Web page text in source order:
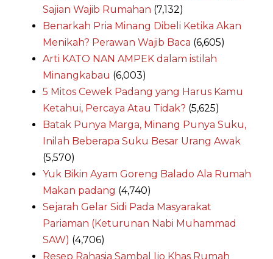
Sajian Wajib Rumahan (7,132)
Benarkah Pria Minang Dibeli Ketika Akan
Menikah? Perawan Wajib Baca (6,605)
Arti KATO NAN AMPEK dalam istilah
Minangkabau (6,003)
5 Mitos Cewek Padang yang Harus Kamu
Ketahui, Percaya Atau Tidak? (5,625)
Batak Punya Marga, Minang Punya Suku,
Inilah Beberapa Suku Besar Urang Awak
(5,570)
Yuk Bikin Ayam Goreng Balado Ala Rumah
Makan padang (4,740)
Sejarah Gelar Sidi Pada Masyarakat
Pariaman (Keturunan Nabi Muhammad
SAW) (4,706)
Resep Rahasia Sambal Ijo Khas Rumah